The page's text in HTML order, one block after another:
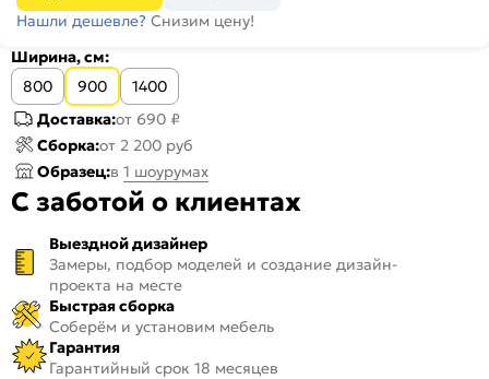
Нашли дешевле? Снизим цену!
Ширина, см:
800
900
1400
Доставка:от 690 ₽
Сборка:от 2 200 руб
Образец:в 1 шоурумах
С заботой о клиентах
Выездной дизайнер
Замеры, подбор моделей и создание дизайн-
проекта на месте
Быстрая сборка
Соберём и установим мебель
Гарантия
Гарантийный срок 18 месяцев